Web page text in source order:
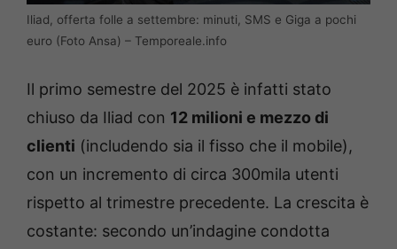
Iliad, offerta folle a settembre: minuti, SMS e Giga a pochi
euro (Foto Ansa) – Temporeale.info
Il primo semestre del 2025 è infatti stato
chiuso da Iliad con 12 milioni e mezzo di
clienti (includendo sia il fisso che il mobile),
con un incremento di circa 300mila utenti
rispetto al trimestre precedente. La crescita è
costante: secondo un’indagine condotta